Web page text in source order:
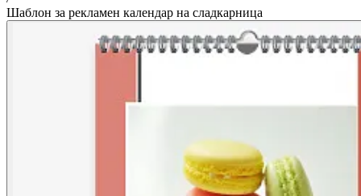
Шаблон за рекламен календар на сладкарница